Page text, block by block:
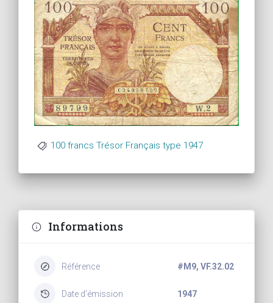
100 francs Trésor Français type 1947
Informations
Référence #M9, VF.32.02
Date d'émission 1947